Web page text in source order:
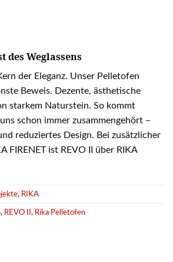
des Weglassens
der Eleganz. Unser Pelletofen
Beweis. Dezente, ästhetische
starkem Naturstein. So kommt
schon immer zusammengehört –
reduziertes Design. Bei zusätzlicher
FIRENET ist REVO II über RIKA
, RIKA
, REVO II , Rika Pelletofen